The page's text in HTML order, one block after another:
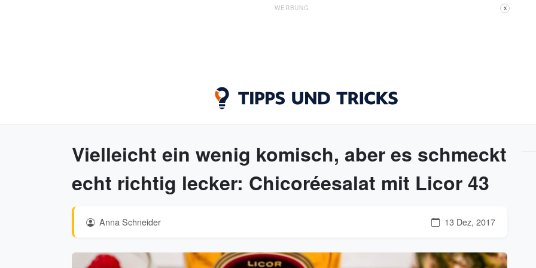
WERBUNG X
Vielleicht ein wenig komisch, aber es schmeckt
echt richtig lecker: Chicoréesalat mit Licor 43
Anna Schneider 13 Dez, 2017